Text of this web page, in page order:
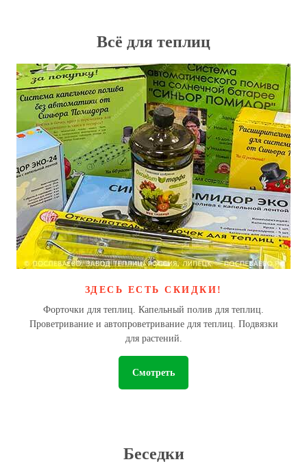
Всё для теплиц
ЗДЕСЬ ЕСТЬ СКИДКИ!
Форточки для теплиц. Капельный полив для теплиц.
Проветривание и автопроветривание для теплиц. Подвязки
для растений.
Смотреть
Беседки